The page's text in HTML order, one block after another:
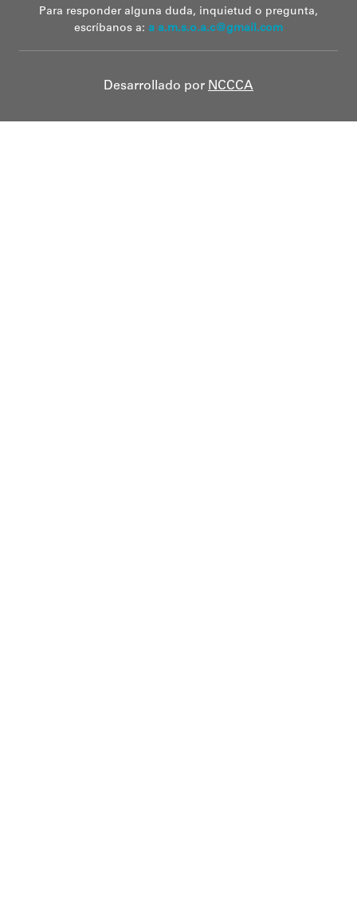
Para responder alguna duda, inquietud o pregunta,
escríbanos a: a a.m.s.o.a.c@gmail.com
Desarrollado por NCCCA